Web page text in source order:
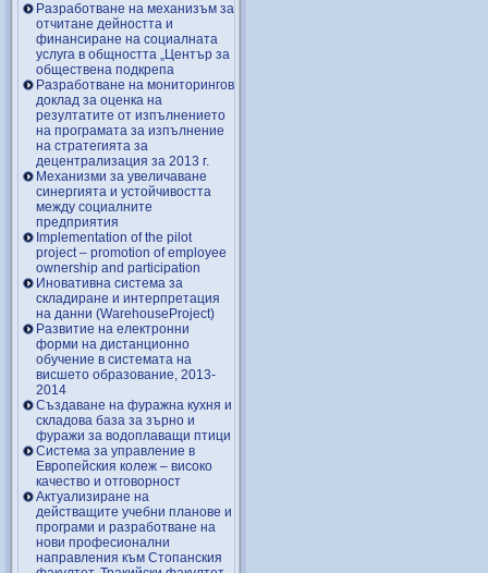
Разработване на механизъм за
отчитане дейността и
финансиране на социалната
услуга в общността „Център за
обществена подкрепа
Разработване на мониторингов
доклад за оценка на
резултатите от изпълнението
на програмата за изпълнение
на стратегията за
децентрализация за 2013 г.
Механизми за увеличаване
синергията и устойчивостта
между социалните
предприятия
Implementation of the pilot
project – promotion of employee
ownership and participation
Иновативна система за
складиране и интерпретация
на данни (WarehouseProject)
Развитие на електронни
форми на дистанционно
обучение в системата на
висшето образование, 2013-
2014
Създаване на фуражна кухня и
складова база за зърно и
фуражи за водоплаващи птици
Система за управление в
Европейския колеж – високо
качество и отговорност
Актуализиране на
действащите учебни планове и
програми и разработване на
нови професионални
направления към Стопанския